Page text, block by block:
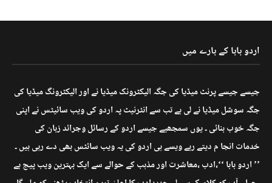
اردو بابا کے بارے میں
جیسے جیسے پرنٹ میڈیا کی جگہ الیکٹرونک میڈیا نے اور الیکٹرونگ میڈیا کی
جگہ سوشل میڈیا نے لی ہے تب سے انٹرنیٹ پہ اردو کی ویب سائیٹس نے اپنی
جگہ خوب بنائی ۔ یوں سمجھیے جیسے اردو کے رسائل وجرائد زبان کی
خدمات انجا م دیتے رہے ویسے ہی اردو کی یہ ویب سائٹس بھی دے رہی ہیں ۔
’’ اردو بابا ‘‘،ادب ،معاشرت اور مذہب کے حوالے سے ایک بہترین ویب پیج ہے